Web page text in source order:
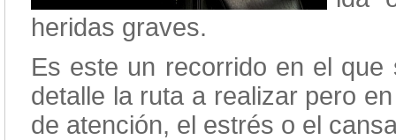
heridas graves.
Es este un recorrido en el
detalle la ruta a realizar pero
de atención, el estrés o el